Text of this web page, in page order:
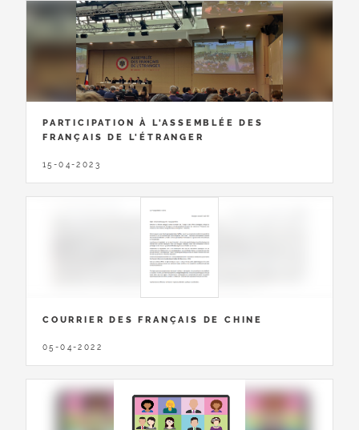
PARTICIPATION À L'ASSEMBLÉE DES
FRANÇAIS DE L'ÉTRANGER
15-04-2023
COURRIER DES FRANÇAIS DE CHINE
05-04-2022